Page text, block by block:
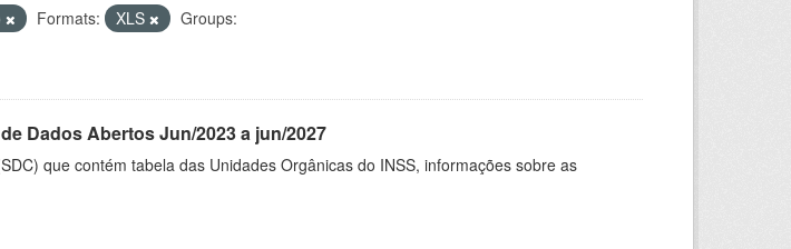
Formats: XLS
Groups:
Dados Abertos Jun/2023 a jun/2027
que contém tabela das Unidades Orgânicas do INSS, informações sobre as